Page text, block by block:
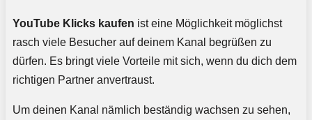
YouTube Klicks kaufen ist eine Möglichkeit möglichst
rasch viele Besucher auf deinem Kanal begrüßen zu
dürfen. Es bringt viele Vorteile mit sich, wenn du dich dem
richtigen Partner anvertraust.
Um deinen Kanal nämlich beständig wachsen zu sehen,